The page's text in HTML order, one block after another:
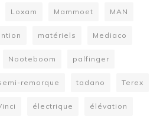
Loxam Mammoet MAN
matériels Mediaco
Nooteboom palfinger
remorque tadano Terex
électrique élévation